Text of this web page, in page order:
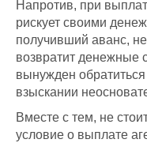
Напротив, при
рискует своими
получивший аванс,
возвратит денежные
вынужден
взыскании
Вместе с тем, не
условие о выплате